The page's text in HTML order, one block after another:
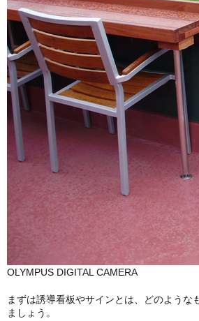
OLYMPUS DIGITAL CAMERA
まずは誘導看板やサインとは、どのような
ましょう。